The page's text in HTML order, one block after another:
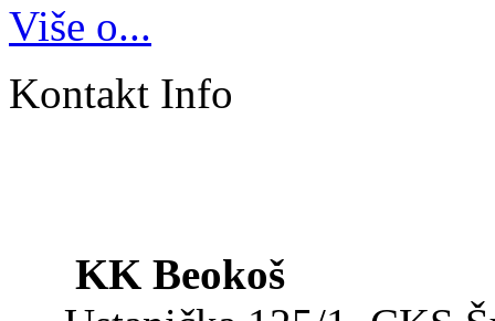
Više o...
Kontakt Info
KK Beokoš